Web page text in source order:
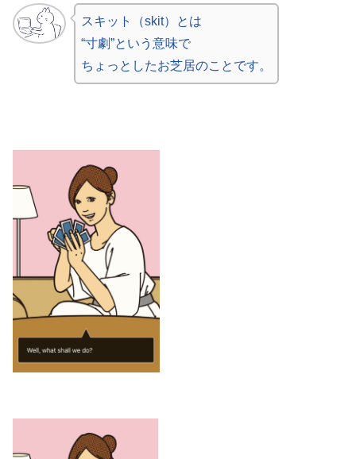
スキット（skit）とは
“寸劇”という意味で
ちょっとしたお芝居のことです。